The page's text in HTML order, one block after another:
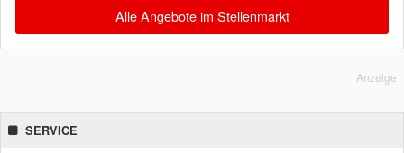
Alle Angebote im Stellenmarkt
Anzeige
SERVICE